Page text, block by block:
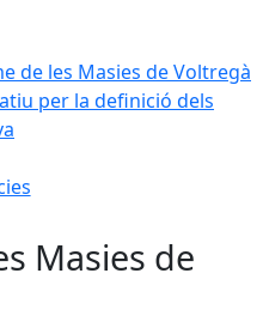
de les Masies de Voltregà
per la definició dels
Masies de